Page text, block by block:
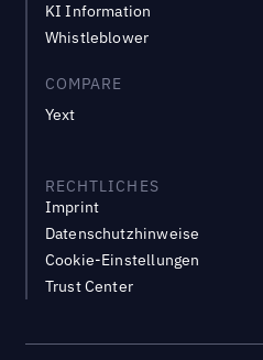
KI Information
Whistleblower
COMPARE
Yext
RECHTLICHES
Imprint
Datenschutzhinweise
Cookie-Einstellungen
Trust Center